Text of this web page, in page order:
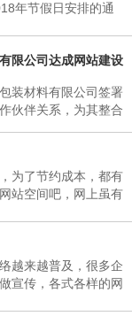
年节假日安排的通
月06日至02月25
班。 二、各部门接
，并将各部门值班表
00以前报公司办公
限公司达成网站建设
装材料有限公司签署
伙伴关系，为其整合
为了节约成本，都有
站空间吧，网上虽有
越来越普及，很多企
宣传，各式各样的网